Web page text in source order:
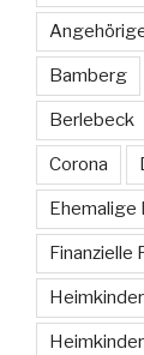
Bamberg
Berlebeck
Corona
Ehemalige
Finanzielle